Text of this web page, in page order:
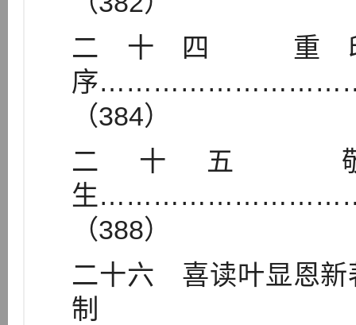
二十四 重
序
（384）
二十五
生
（388）
二十六 喜读叶显恩新